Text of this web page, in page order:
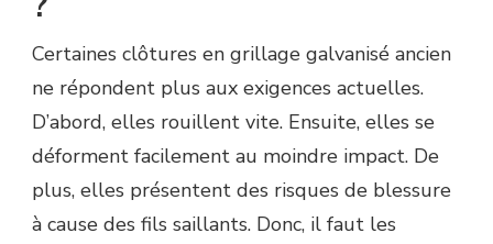
Certaines clôtures en grillage galvanisé ancien
ne répondent plus aux exigences actuelles.
D’abord, elles rouillent vite. Ensuite, elles se
déforment facilement au moindre impact. De
plus, elles présentent des risques de blessure
à cause des fils saillants. Donc, il faut les